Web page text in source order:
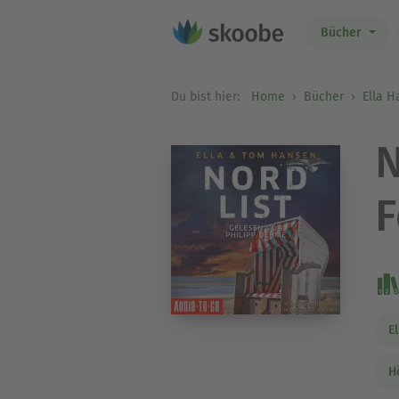
Bücher
Du bist hier: Home Bücher Ella